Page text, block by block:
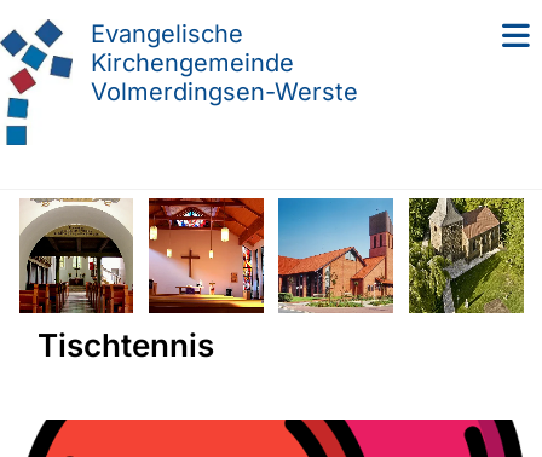
Evangelische
Kirchengemeinde
Volmerdingsen-Werste
Tischtennis